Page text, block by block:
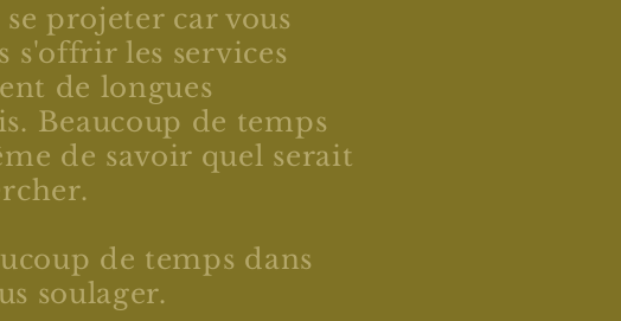
projeter car vous
s'offrir les services
de longues
Beaucoup de temps
de savoir quel serait
de temps dans
soulager.